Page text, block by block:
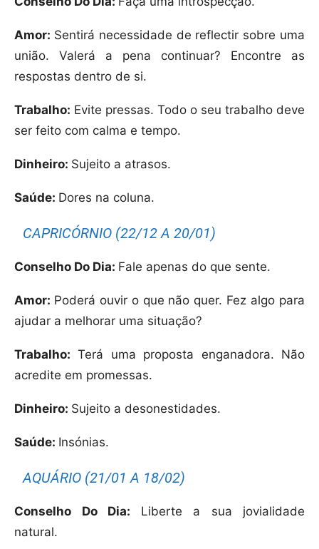
Amor: Sentirá necessidade de reflectir sobre uma
união. Valerá a pena continuar? Encontre as
respostas dentro de si.
Trabalho: Evite pressas. Todo o seu trabalho deve
ser feito com calma e tempo.
Dinheiro: Sujeito a atrasos.
Saúde: Dores na coluna.
CAPRICÓRNIO (22/12 A 20/01)
Conselho Do Dia: Fale apenas do que sente.
Amor: Poderá ouvir o que não quer. Fez algo para
ajudar a melhorar uma situação?
Trabalho: Terá uma proposta enganadora. Não
acredite em promessas.
Dinheiro: Sujeito a desonestidades.
Saúde: Insónias.
AQUÁRIO (21/01 A 18/02)
Conselho Do Dia: Liberte a sua jovialidade
natural.